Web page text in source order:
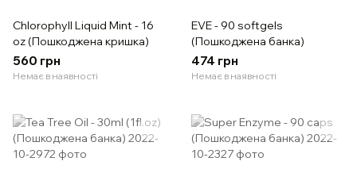
Chlorophyll Liquid Mint - 16
oz (Пошкоджена кришка)
560 грн
Немає в наявності
EVE - 90 softgels
(Пошкоджена банка)
474 грн
Немає в наявності